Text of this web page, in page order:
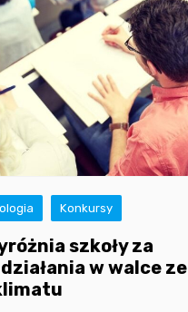
Konkursy
szkoły za
w walce ze